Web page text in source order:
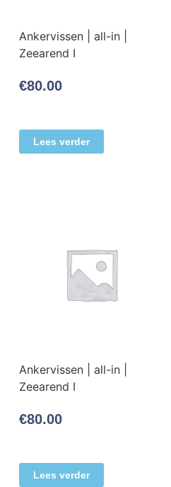
Ankervissen | all-in |
Zeearend I
€80.00
Lees verder
Ankervissen | all-in |
Zeearend I
€80.00
Lees verder